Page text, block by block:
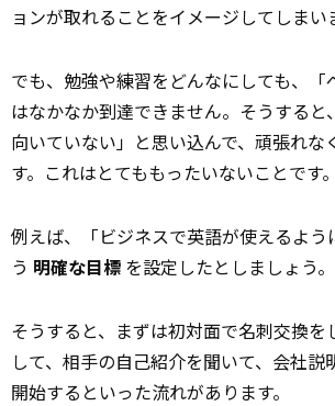
ョンが取れることをイメージしてしまい
でも、勉強や練習をどんなにしても、「
はなかなか到達できません。そうすると
向いていない」と思い込んで、頑張れな
す。これはとてももったいないことです。
例えば、「ビジネスで英語が使えるよう
う 明確な目標 を設定したとしましょう。
そうすると、まずは初対面で名刺交換を
して、相手の自己紹介を聞いて、会社説
開始するといった流れがあります。